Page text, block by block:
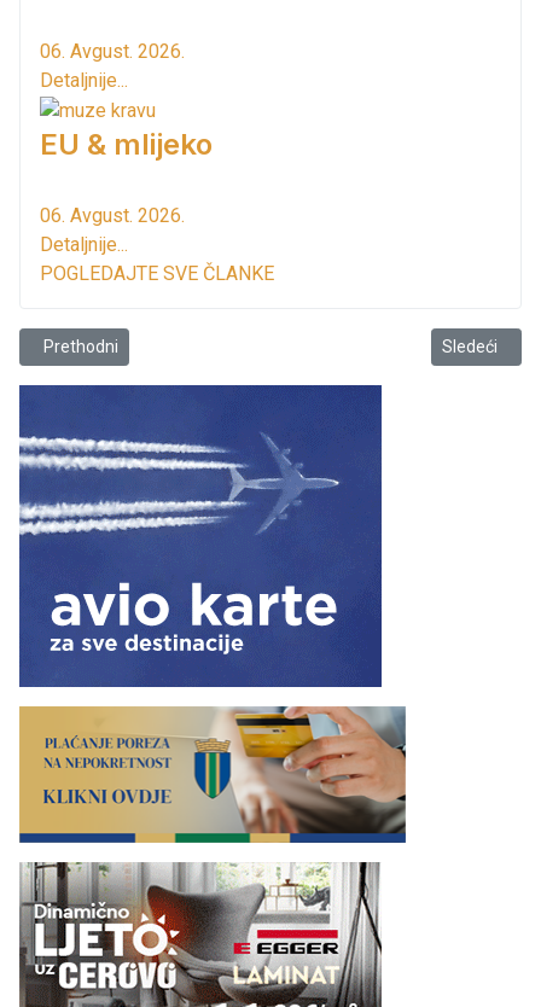
06. Avgust. 2026.
Detaljnije...
EU & mlijeko
06. Avgust. 2026.
Detaljnije...
POGLEDAJTE SVE ČLANKE
Prethodni članak: NP Skadarsko jezero UNESCO rezervat biosfere
Prethodni Sledeći
Sledeći